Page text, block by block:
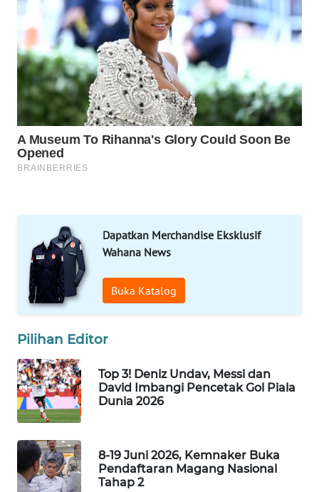
Dapatkan Merchandise Eksklusif
Wahana News
Buka Katalog
Pilihan Editor
Top 3! Deniz Undav, Messi dan
David Imbangi Pencetak Gol Piala
Dunia 2026
8-19 Juni 2026, Kemnaker Buka
Pendaftaran Magang Nasional
Tahap 2
WAHANA
PERSONA
WAHANA
OTOMOTIF
WAHANA
HEALTH
WAHANA
LAPAK
WAHANA
Wahana
Network
KONSUMEN
LISTRIK
MASYARAKAT
KELISTRIKAN
WALINKI
ID